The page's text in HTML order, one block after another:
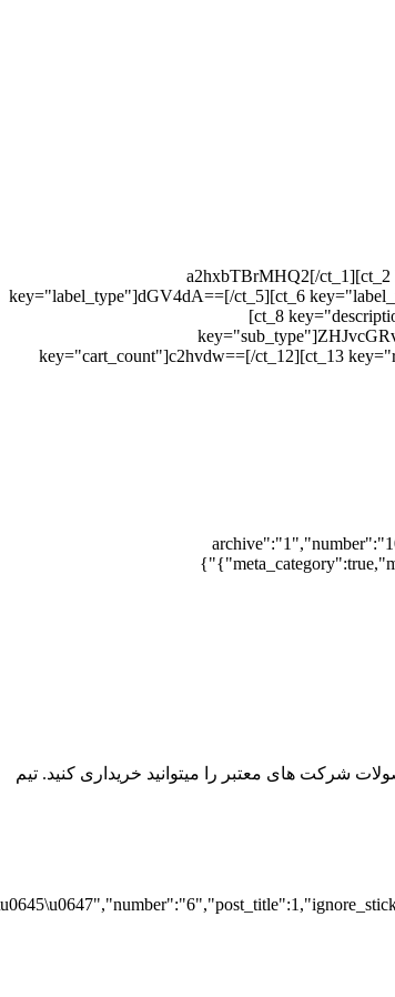
[ct_1
key="label_type"]dGV4dA==[/ct_5][ct_6
[ct_8
key="cart_count"]c2hvdw==[/ct_12][ct_13
شرکت های معتبر را میتوانید خریداری کنید. تیم